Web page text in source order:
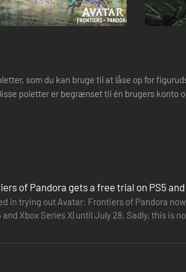
som du kan bruge til at låse op for
poletter er begrænset til én brugers konto
of Pandora gets a free trial on PS5
in trying out Avatar: Frontiers of Pandora
and Xbox Series X| until July 28. Sadly, this